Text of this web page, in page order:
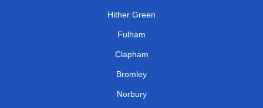
Hither Green
Fulham
Clapham
Bromley
Norbury